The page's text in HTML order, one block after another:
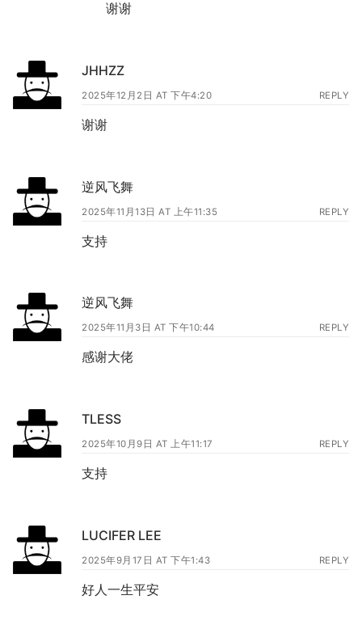
谢谢
JHHZZ
2025年12月2日 AT 下午4:20 REPLY
谢谢
逆风飞舞
2025年11月13日 AT 上午11:35 REPLY
支持
逆风飞舞
2025年11月3日 AT 下午10:44 REPLY
感谢大佬
TLESS
2025年10月9日 AT 上午11:17 REPLY
支持
LUCIFER LEE
2025年9月17日 AT 下午1:43 REPLY
好人一生平安